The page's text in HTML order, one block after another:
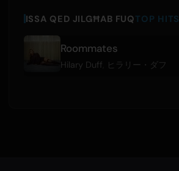
ISSA QED JILGĦAB FUQTOP HITS
Roommates
Hilary Duff ヒラリー・ダフ